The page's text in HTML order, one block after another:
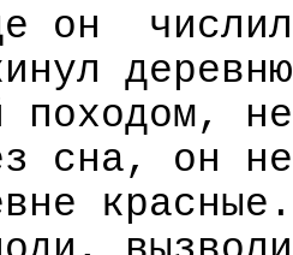
он
походом,
сна, он